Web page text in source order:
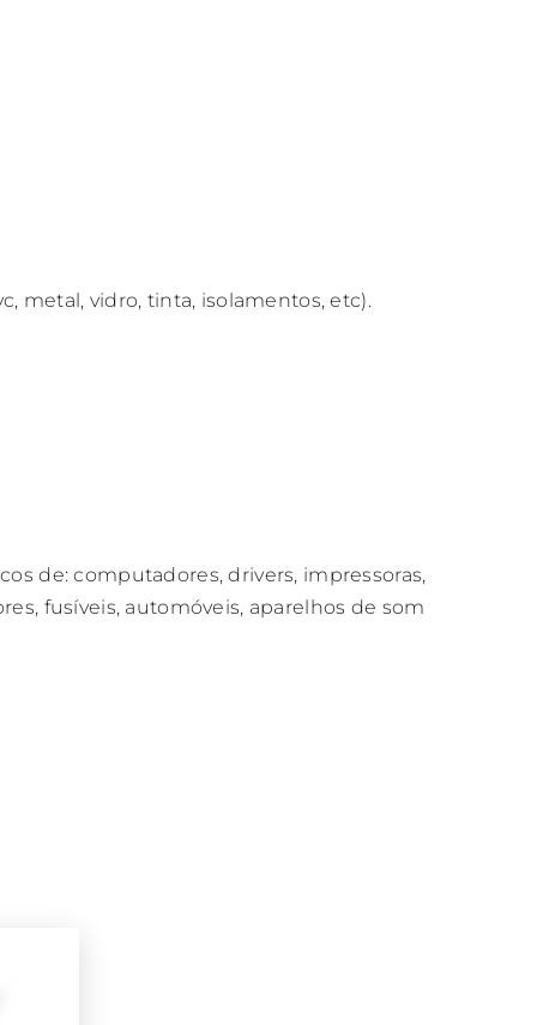
metal, vidro, tinta, isolamentos, etc).
de: computadores, drivers, impressoras,
fusíveis, automóveis, aparelhos de som